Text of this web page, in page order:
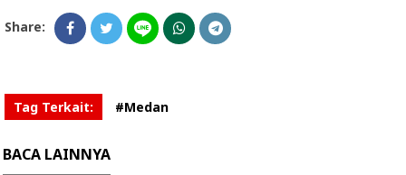
Share:
Tag Terkait: #Medan
BACA LAINNYA